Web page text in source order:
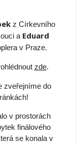
z Církevního
a Eduard
v Praze.
zde.
zveřejníme do
v prostorách
finálového
se konala v